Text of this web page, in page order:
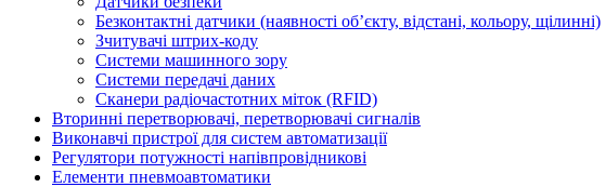
Безконтактні датчики (наявності об’єкту, відстані, кольору, щілинні)
Зчитувачі штрих-коду
Системи машинного зору
Системи передачі даних
Сканери радіочастотних міток (RFID)
Вторинні перетворювачі, перетворювачі сигналів
Виконавчі пристрої для систем автоматизації
Регулятори потужності напівпровідникові
Елементи пневмоавтоматики